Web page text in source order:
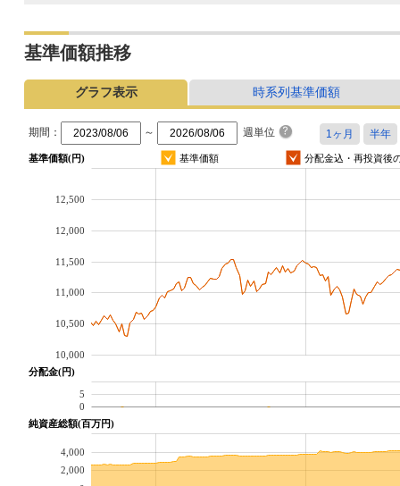
基準価額推移
グラフ表示 時系列基準価額
期間： ～ 週単位
基準価額(円) 基準価額 分配金込・再投資後
10,000
10,500
11,000
11,500
12,000
12,500
分配金(円)
0
5
純資産総額(百万円)
2,000
4,000